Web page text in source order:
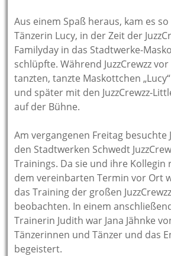
Aus einem Spaß heraus, kam es
Tänzerin Lucy, in der Zeit der
Familyday in das Stadtwerke-
schlüpfte. Während JuzzCrewzz
tanzten, tanzte Maskottchen
und später mit den JuzzCrewzz-
auf der Bühne.
Am vergangenen Freitag besuchte
den Stadtwerken Schwedt
Trainings. Da sie und ihre Kollegin
dem vereinbarten Termin vor Ort
das Training der großen
beobachten. In einem
Trainerin Judith war Jana Jähnke
Tänzerinnen und Tänzer und das
begeistert.